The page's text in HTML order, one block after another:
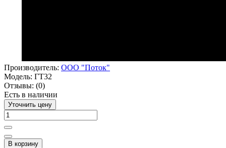
Производитель: ООО "Поток"
Модель: ГТ32
Отзывы: (0)
Есть в наличии
Уточнить цену
В корзину